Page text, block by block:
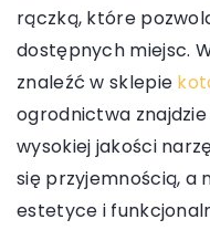
rączką, które
dostępnych miejsc.
znaleźć w sklepie
ogrodnictwa
wysokiej jakości
się przyjemnością, a
estetyce i